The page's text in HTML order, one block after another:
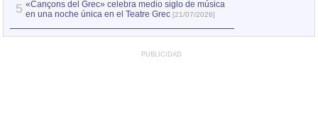
5 «Cançons del Grec» celebra medio siglo de música
en una noche única en el Teatre Grec [21/07/2026]
PUBLICIDAD